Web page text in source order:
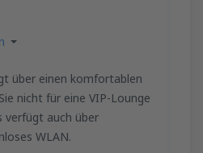
Josef Strauss
über einen komfortablen
nicht für eine VIP-Lounge
verfügt auch über
WLAN.